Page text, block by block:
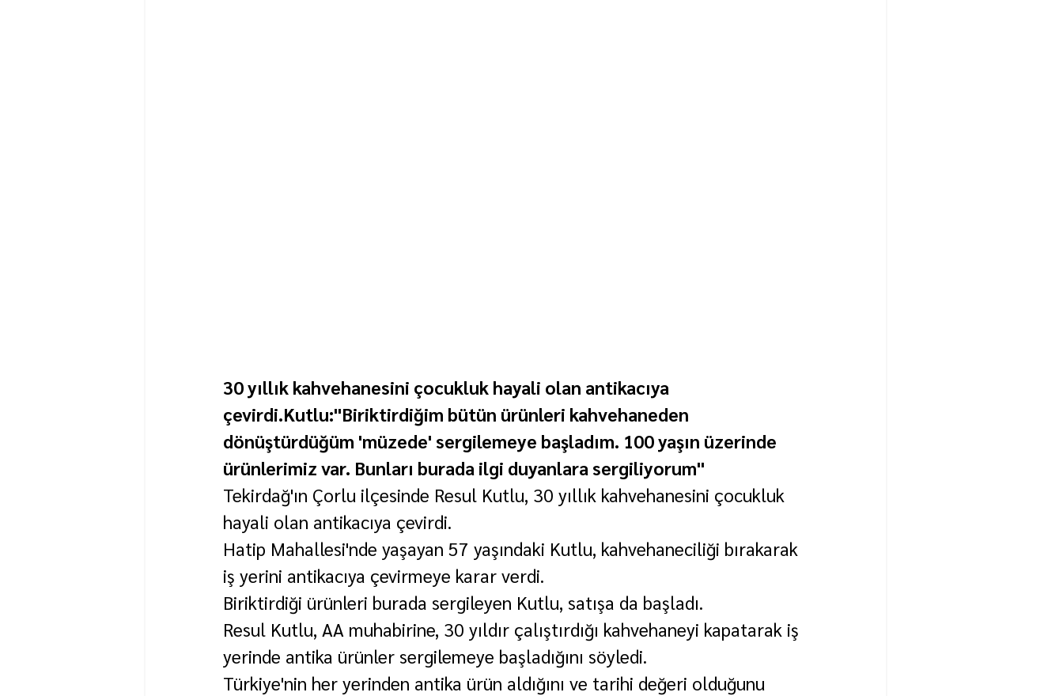
30 yıllık kahvehanesini çocukluk hayali olan antikacıya
çevirdi.Kutlu:"Biriktirdiğim bütün ürünleri kahvehaneden
dönüştürdüğüm 'müzede' sergilemeye başladım. 100 yaşın üzerinde
ürünlerimiz var. Bunları burada ilgi duyanlara sergiliyorum"
Tekirdağ'ın Çorlu ilçesinde Resul Kutlu, 30 yıllık kahvehanesini çocukluk
hayali olan antikacıya çevirdi.
Hatip Mahallesi'nde yaşayan 57 yaşındaki Kutlu, kahvehaneciliği bırakarak
iş yerini antikacıya çevirmeye karar verdi.
Biriktirdiği ürünleri burada sergileyen Kutlu, satışa da başladı.
Resul Kutlu, AA muhabirine, 30 yıldır çalıştırdığı kahvehaneyi kapatarak iş
yerinde antika ürünler sergilemeye başladığını söyledi.
Türkiye'nin her yerinden antika ürün aldığını ve tarihi değeri olduğunu